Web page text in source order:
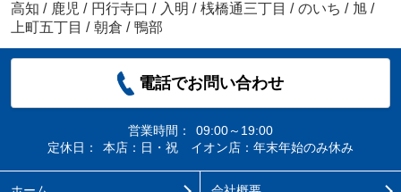
ディスカウントドラッグ コスモス 高知神田店
約930m／12分
高知 / 鹿児 / 円行寺口 / 入明 / 桟橋通三丁目 / のいち / 旭 /
上町五丁目 / 朝倉 / 鴨部
電話でお問い合わせ
営業時間：
09:00～19:00
定休日：
本店：日・祝 イオン店：年末年始のみ休み